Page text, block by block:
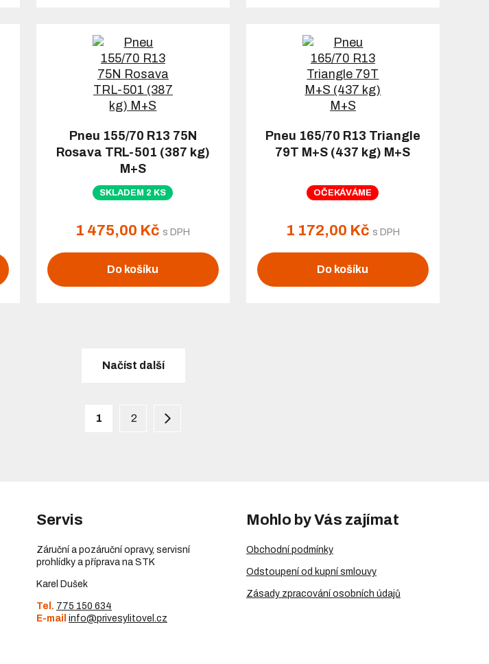
Pneu 155/70 R13 75N
Rosava TRL-501 (387 kg)
M+S
SKLADEM 2 KS
1 475,00 Kč s DPH
Do košíku
Pneu 165/70 R13 Triangle
79T M+S (437 kg) M+S
OČEKÁVÁME
1 172,00 Kč s DPH
Do košíku
Načíst další
1 2
Servis
Záruční a pozáruční opravy, servisní
prohlídky a příprava na STK
Karel Dušek
Tel. 775 150 634
E-mail info@privesylitovel.cz
Mohlo by Vás zajímat
Obchodní podmínky
Odstoupení od kupní smlouvy
Zásady zpracování osobních údajů